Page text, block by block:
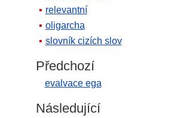
relevantní
oligarcha
slovník cizích slov
Předchozí
evalvace ega
Následující